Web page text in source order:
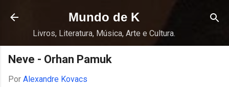
Pular para o conteúdo principal
Mundo de K
Livros, Literatura, Música, Arte e Cultura.
Neve - Orhan Pamuk
Por Alexandre Kovacs